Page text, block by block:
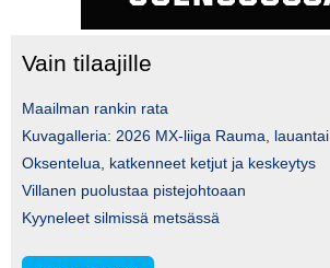
Vain tilaajille
Maailman rankin rata
Kuvagalleria: 2026 MX-liiga Rauma, lauantai
Oksentelua, katkenneet ketjut ja keskeytys
Villanen puolustaa pistejohtoaan
Kyyneleet silmissä metsässä